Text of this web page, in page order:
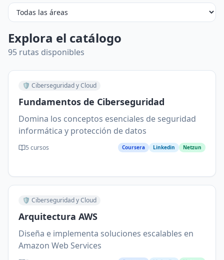
Explora el catálogo
95 rutas disponibles
🛡️ Ciberseguridad y Cloud
Fundamentos de Ciberseguridad
Domina los conceptos esenciales de seguridad
informática y protección de datos
5 cursos Coursera Linkedin Netzun
🛡️ Ciberseguridad y Cloud
Arquitectura AWS
Diseña e implementa soluciones escalables en
Amazon Web Services